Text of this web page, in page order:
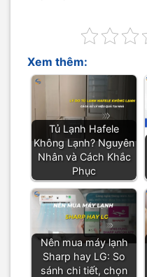
Xem thêm:
Tủ Lạnh Hafele
Không Lạnh? Nguyên
Nhân và Cách Khắc
Phục
Nên mua máy lạnh
Sharp hay LG: So
sánh chi tiết, chọn